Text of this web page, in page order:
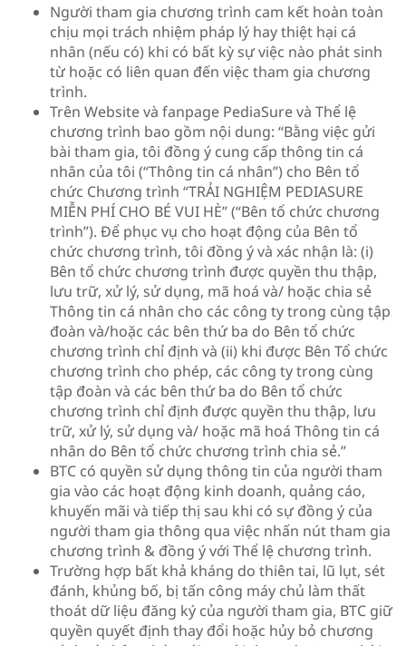
Người tham gia chương trình cam kết hoàn toàn
chịu mọi trách nhiệm pháp lý hay thiệt hại cá
nhân (nếu có) khi có bất kỳ sự việc nào phát sinh
từ hoặc có liên quan đến việc tham gia chương
trình.
Trên Website và fanpage PediaSure và Thể lệ
chương trình bao gồm nội dung: “Bằng việc gửi
bài tham gia, tôi đồng ý cung cấp thông tin cá
nhân của tôi (“Thông tin cá nhân”) cho Bên tổ
chức Chương trình “TRẢI NGHIỆM PEDIASURE
MIỄN PHÍ CHO BÉ VUI HÈ” (“Bên tổ chức chương
trình”). Để phục vụ cho hoạt động của Bên tổ
chức chương trình, tôi đồng ý và xác nhận là: (i)
Bên tổ chức chương trình được quyền thu thập,
lưu trữ, xử lý, sử dụng, mã hoá và/ hoặc chia sẻ
Thông tin cá nhân cho các công ty trong cùng tập
đoàn và/hoặc các bên thứ ba do Bên tổ chức
chương trình chỉ định và (ii) khi được Bên Tổ chức
chương trình cho phép, các công ty trong cùng
tập đoàn và các bên thứ ba do Bên tổ chức
chương trình chỉ định được quyền thu thập, lưu
trữ, xử lý, sử dụng và/ hoặc mã hoá Thông tin cá
nhân do Bên tổ chức chương trình chia sẻ.”
BTC có quyền sử dụng thông tin của người tham
gia vào các hoạt động kinh doanh, quảng cáo,
khuyến mãi và tiếp thị sau khi có sự đồng ý của
người tham gia thông qua việc nhấn nút tham gia
chương trình & đồng ý với Thể lệ chương trình.
Trường hợp bất khả kháng do thiên tai, lũ lụt, sét
đánh, khủng bố, bị tấn công máy chủ làm thất
thoát dữ liệu đăng ký của người tham gia, BTC giữ
quyền quyết định thay đổi hoặc hủy bỏ chương